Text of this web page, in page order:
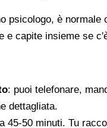
psicologo, è
e capite insieme se
: puoi telefonare,
dettagliata.
45-50 minuti. Tu